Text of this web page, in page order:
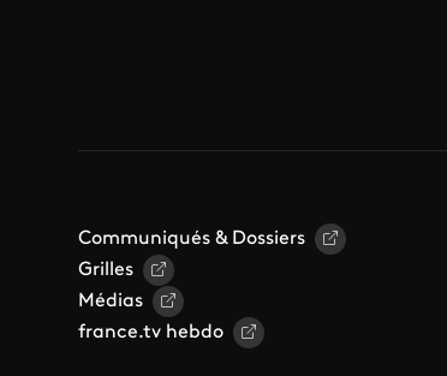
Communiqués & Dossiers
Grilles
Médias
france.tv hebdo